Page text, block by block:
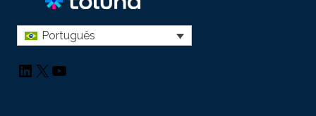
Português
LinkedIn
X YouTube